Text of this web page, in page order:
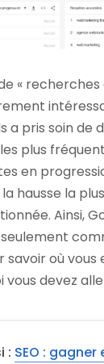
« recherches
a pris soin de
plus
en
hausse la
Ainsi,
savoir où vous
vous devez
: SEO :